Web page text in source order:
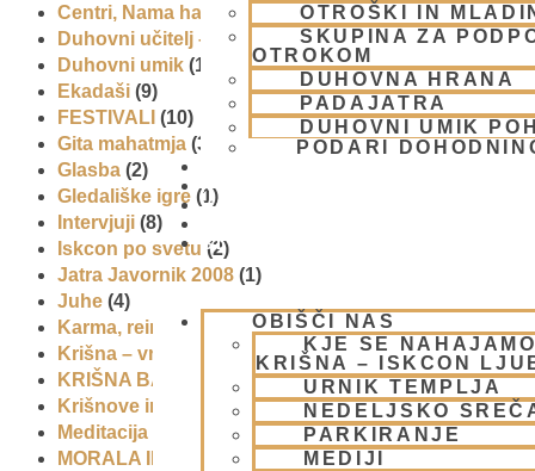
OTROŠKI IN
SKUPINA ZA
OTROKOM
DUHOVNA HRANA
PADAJATRA
DUHOVNI UMIK
PODARI
KOLEDAR
VAŠA VPRAŠANJA
BLOG
OBIŠČI NAS
KJE SE
KRIŠNA – ISKCON
URNIK TEMPLJA
NEDELJSKO
PARKIRANJE
MEDIJI
Centri, Nama hatte in sange po Sloveniji
(1)
Duhovni učitelj – Šrila Prabhupada(9)
Duhovni umik (1)
Ekadaši (9)
FESTIVALI (10)
Gita mahatmja (3)
Glasba (2)
Gledališke igre (1)
Intervjuji (8)
Iskcon po svetu (2)
Jatra Javornik 2008 (1)
Juhe (4)
Karma, reinkarnacija in bhakti(8)
Krišna – vrhovna božanska oseba(7)
KRIŠNA BAZAR
Krišnove inkarnacije
(11)
Meditacija
MORALA IN ETIKA
(5)